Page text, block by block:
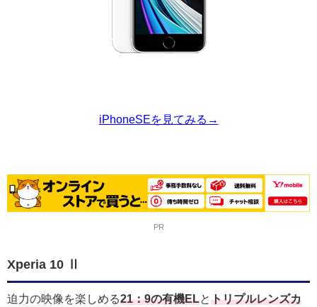
iPhoneSEを見てみる→
PR
Xperia 10 Ⅱ
迫力の映像を楽しめる21：9の有機ELとトリプルレンズカ